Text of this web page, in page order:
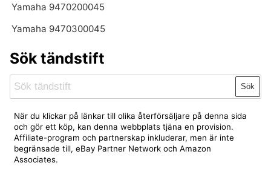
Yamaha 9470200045
Yamaha 9470300045
Sök tändstift
Sök
När du klickar på länkar till olika återförsäljare på denna sida
och gör ett köp, kan denna webbplats tjäna en provision.
Affiliate-program och partnerskap inkluderar, men är inte
begränsade till, eBay Partner Network och Amazon
Associates.